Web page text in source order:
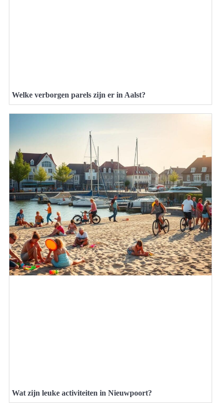
Welke verborgen parels zijn er in Aalst?
Wat zijn leuke activiteiten in Nieuwpoort?